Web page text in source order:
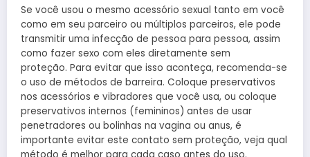
Se você usou o mesmo acessório sexual tanto em você
como em seu parceiro ou múltiplos parceiros, ele pode
transmitir uma infecção de pessoa para pessoa, assim
como fazer sexo com eles diretamente sem
proteção. Para evitar que isso aconteça, recomenda-se
o uso de métodos de barreira. Coloque preservativos
nos acessórios e vibradores que você usa, ou coloque
preservativos internos (femininos) antes de usar
penetradores ou bolinhas na vagina ou anus, é
importante evitar este contato sem proteção, veja qual